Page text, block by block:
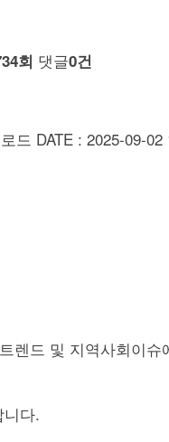
회 댓글0건
드 DATE : 2025-09-02
렌드 및 지역사회이
다.